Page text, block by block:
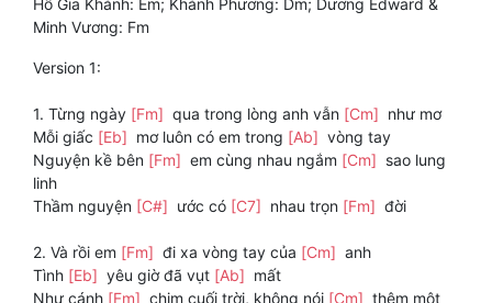
Hồ Gia Khánh: Em; Khánh Phương: Dm; Dương Edward &
Minh Vương: Fm
Version 1:
1. Từng ngày [Fm] qua trong lòng anh vẫn [Cm] như mơ
Mỗi giấc [Eb] mơ luôn có em trong [Ab] vòng tay
Nguyện kề bên [Fm] em cùng nhau ngắm [Cm] sao lung
linh
Thầm nguyện [C#] ước có [C7] nhau trọn [Fm] đời
2. Và rồi em [Fm] đi xa vòng tay của [Cm] anh
Tình [Eb] yêu giờ đã vụt [Ab] mất
Như cánh [Fm] chim cuối trời, không nói [Cm] thêm một